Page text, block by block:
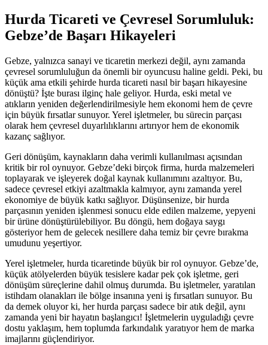
Hurda Ticareti ve Çevresel Sorumluluk:
Gebze’de Başarı Hikayeleri
Gebze, yalnızca sanayi ve ticaretin merkezi değil, aynı zamanda
çevresel sorumluluğun da önemli bir oyuncusu haline geldi. Peki, bu
küçük ama etkili şehirde hurda ticareti nasıl bir başarı hikayesine
dönüştü? İşte burası ilginç hale geliyor. Hurda, eski metal ve
atıkların yeniden değerlendirilmesiyle hem ekonomi hem de çevre
için büyük fırsatlar sunuyor. Yerel işletmeler, bu sürecin parçası
olarak hem çevresel duyarlılıklarını artırıyor hem de ekonomik
kazanç sağlıyor.
Geri dönüşüm, kaynakların daha verimli kullanılması açısından
kritik bir rol oynuyor. Gebze’deki birçok firma, hurda malzemeleri
toplayarak ve işleyerek doğal kaynak kullanımını azaltıyor. Bu,
sadece çevresel etkiyi azaltmakla kalmıyor, aynı zamanda yerel
ekonomiye de büyük katkı sağlıyor. Düşünsenize, bir hurda
parçasının yeniden işlenmesi sonucu elde edilen malzeme, yepyeni
bir ürüne dönüştürülebiliyor. Bu döngü, hem doğaya saygı
gösteriyor hem de gelecek nesillere daha temiz bir çevre bırakma
umudunu yeşertiyor.
Yerel işletmeler, hurda ticaretinde büyük bir rol oynuyor. Gebze’de,
küçük atölyelerden büyük tesislere kadar pek çok işletme, geri
dönüşüm süreçlerine dahil olmuş durumda. Bu işletmeler, yaratılan
istihdam olanakları ile bölge insanına yeni iş fırsatları sunuyor. Bu
da demek oluyor ki, her hurda parçası sadece bir atık değil, aynı
zamanda yeni bir hayatın başlangıcı! İşletmelerin uyguladığı çevre
dostu yaklaşım, hem toplumda farkındalık yaratıyor hem de marka
imajlarını güçlendiriyor.